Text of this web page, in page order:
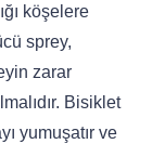
köşelere
sprey,
zarar
Bisiklet
yumuşatır ve